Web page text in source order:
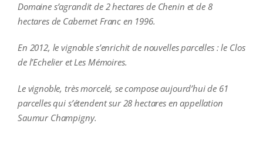
Domaine s’agrandit de 2 hectares de Chenin et de 8
hectares de Cabernet Franc en 1996.
En 2012, le vignoble s’enrichit de nouvelles parcelles : le Clos
de l’Echelier et Les Mémoires.
Le vignoble, très morcelé, se compose aujourd’hui de 61
parcelles qui s’étendent sur 28 hectares en appellation
Saumur Champigny.